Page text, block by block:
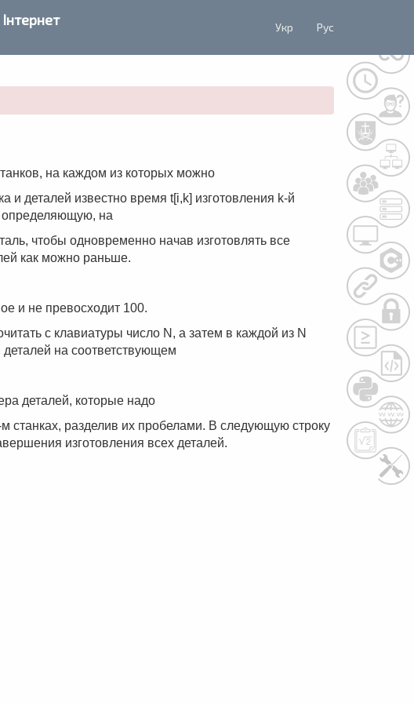
Укр Рус
на каждом из которых можно
и деталей известно время t[i,k] изготовления k-й
определяющую, на
чтобы одновременно начав изготовлять все
как можно раньше.
и не превосходит 100.
с клавиатуры число N, а затем в каждой из N
деталей на соответствующем
деталей, которые надо
станках, разделив их пробелами. В следующую строку
изготовления всех деталей.